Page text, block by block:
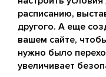
расписанию,
другого. А еще
вашем сайте,
нужно было
увеличивает